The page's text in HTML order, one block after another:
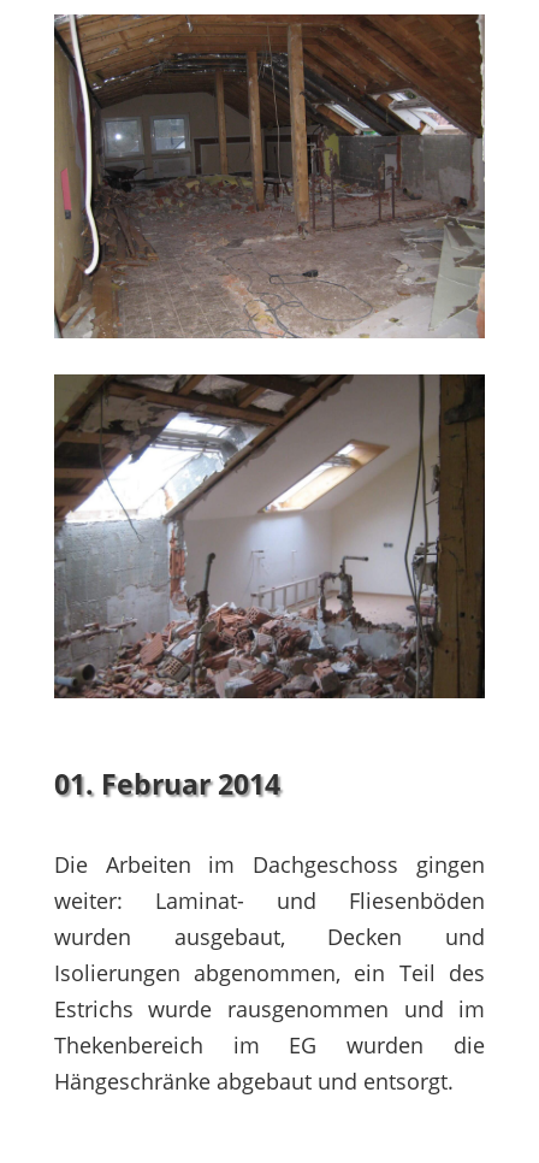
01. Februar 2014
Die Arbeiten im Dachgeschoss gingen
weiter: Laminat- und Fliesenböden
wurden ausgebaut, Decken und
Isolierungen abgenommen, ein Teil des
Estrichs wurde rausgenommen und im
Thekenbereich im EG wurden die
Hängeschränke abgebaut und entsorgt.